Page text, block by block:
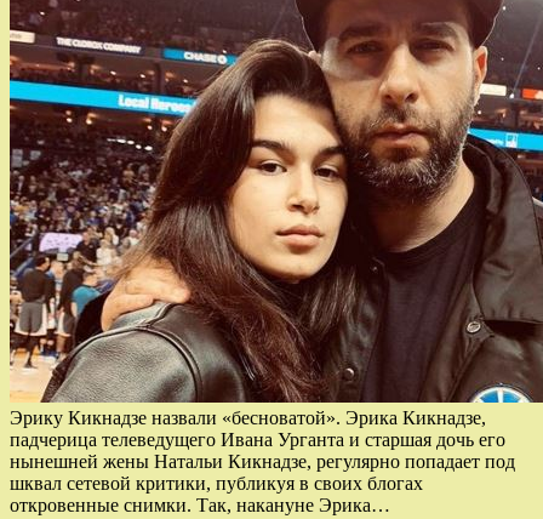
Эрику Кикнадзе назвали «бесноватой». Эрика Кикнадзе,
падчерица телеведущего Ивана Урганта и старшая дочь его
нынешней жены Натальи Кикнадзе, регулярно попадает под
шквал сетевой критики, публикуя в своих блогах
откровенные снимки. Так, накануне Эрика…